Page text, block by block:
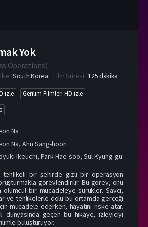
Yok
Operations)
South Korea Film Süresi 125 dakika
izle
Gerilim Filmleri HD izle
Na
Na, Ahn Sang-hoon
Ikeuchi, Park Hae-soo, Sul Kyung-gu
tehlikeli bir şehirde gizli bir operasyon
görevlendirilir. Bu görev, onu
ölümcül bir mücadeleye sürükler. Savcı,
ve tehlikelerle dolu bu ortamda gerçeği
mücadele ederken, hayatını riske atar.
dünyasında geçen bu hikaye, izleyiciyi
buluşturuyor.